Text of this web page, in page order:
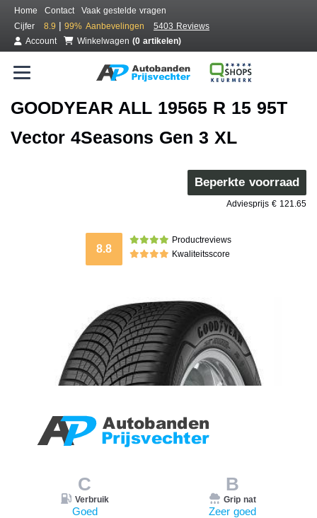
Home Contact
Vaak gestelde vragen
Cijfer
8.9 | 99% Aanbevelingen
5403 Reviews
Account
Winkelwagen (0 artikelen)
GOODYEAR ALL 19565 R 15 95T
Vector 4Seasons Gen 3 XL
Beperkte voorraad
Adviesprijs € 121.65
8.8
Productreviews
Kwaliteitsscore
C
Verbruik
Goed
B
Grip nat
Zeer goed